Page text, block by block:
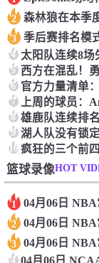
2
3 季后赛排名模
4 太阳队连续8场
5
6 官方力量清单
7 上周的球员：
8
9
10
篮球录像HOT
1 04月06日
2 04月06日
3 04月06日
4 04月06日